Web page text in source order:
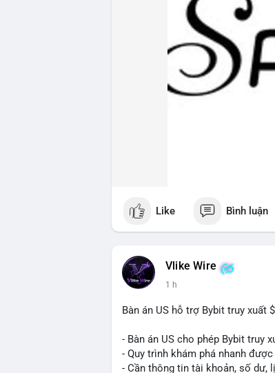
Like Bình luận
Vlike Wire
1 h
Bàn án US hỗ trợ Bybit truy xuất
- Bàn án US cho phép Bybit truy
- Quy trình khám phá nhanh
- Cần thông tin tài khoản, số dư,